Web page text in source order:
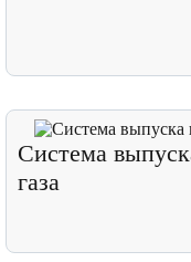
Система
газа